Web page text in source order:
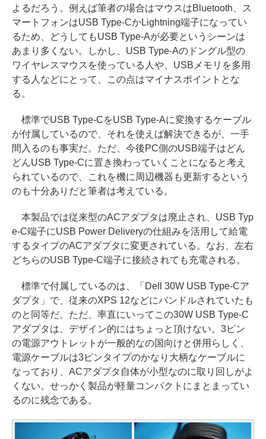
よるだろう。例えば筆者の場合はマウスはBluetooth、ス
マートフォンはUSB Type-CかLightning端子になってい
るため、どうしてもUSB Type-Aが必要というシーンは
あまり多くない。しかし、USB Type-Aのドングル型の
ワイヤレスマウスを使っている人や、USBメモリを多用
する人などにとって、この点はマイナスポイントとな
る。
標準でUSB Type-CをUSB Type-Aに変換するケーブル
が付属しているので、それを使えば解決できるが、一手
間入るのも事実だ。ただ、今後PC側のUSB端子はどん
どんUSB Type-Cに置き換わっていくことになると考え
られているので、これを機に周辺機器も更新するという
のも十分ありだと筆者は考えている。
本製品では従来型のACアダプタは廃止され、USB Typ
e-C端子にUSB Power Deliveryの仕組みを活用して給電
するタイプのACアダプタに変更されている。なお、左右
どちらのUSB Type-C端子に接続されても充電される。
標準で付属しているのは、「Dell 30W USB Type-Cア
ダプタ」で、従来のXPS 12などにバンドルされていたも
のと同等だ。ただ、率直にいってこの30W USB Type-C
アダプタは、デザイン的にはちょっと頂けない。3ピン
の電源アウトレットが一般的なの国向けと併用らしく、
電源ケーブルは3ピンタイプのかなり大柄なケーブルに
なっており、ACアダプタ自体が小型なのに取り回しがよ
くない。せっかく製品が軽量コンパクトにまとまってい
るのに残念である。